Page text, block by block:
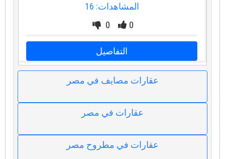
المشاهدات: 16
0
0
التفاصيل
عقارات مصايف في مصر
عقارات في مصر
عقارات في مطروح مصر